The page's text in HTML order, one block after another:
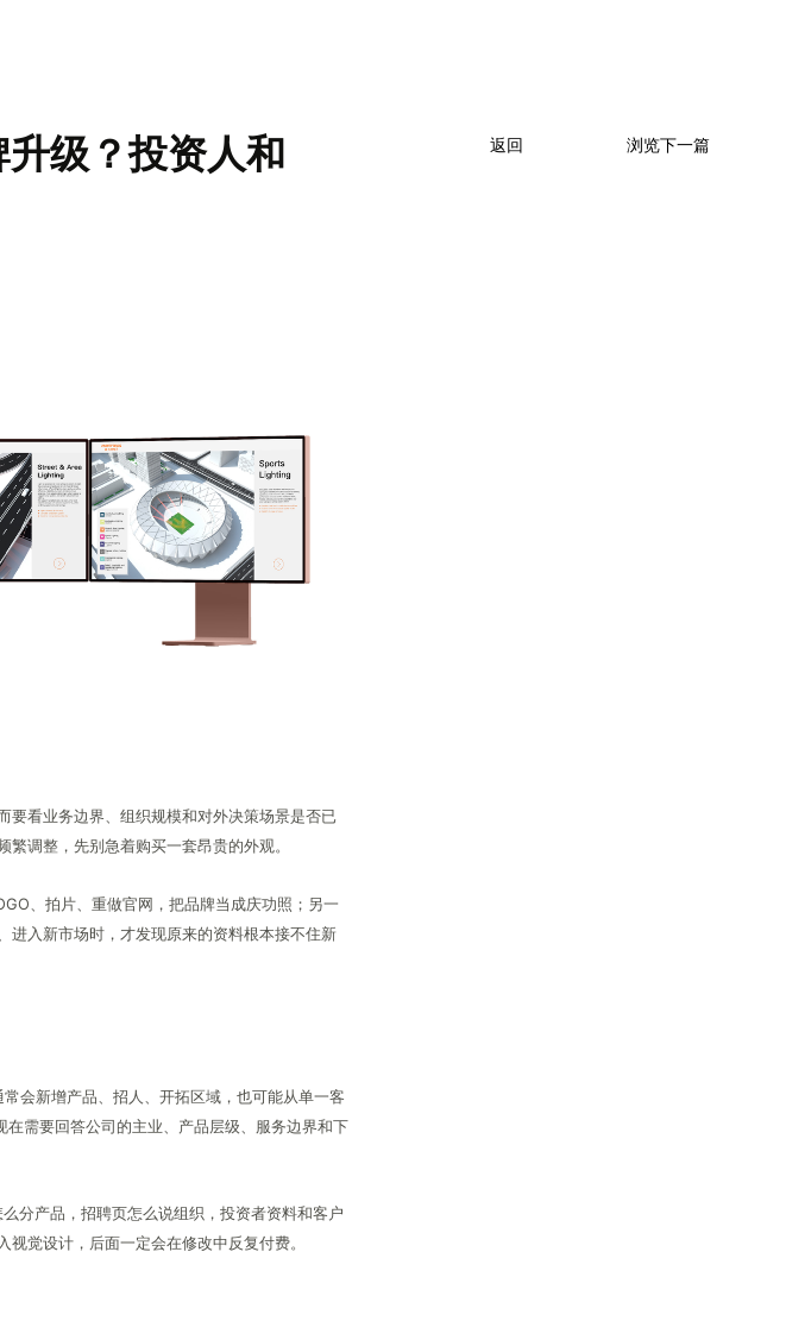
级？投资人和
浏览下一篇
返回
要看业务边界、组织规模和对外决策场景是否已
调整，先别急着购买一套昂贵的外观。
、拍片、重做官网，把品牌当成庆功照；另一
进入新市场时，才发现原来的资料根本接不住新
会新增产品、招人、开拓区域，也可能从单一客
在需要回答公司的主业、产品层级、服务边界和下
分产品，招聘页怎么说组织，投资者资料和客户
觉设计，后面一定会在修改中反复付费。